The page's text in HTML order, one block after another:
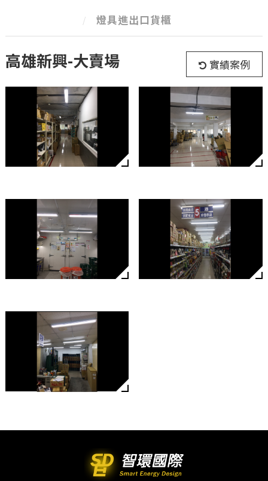
燈具進出口貨櫃
高雄新興-大賣場 實績案例